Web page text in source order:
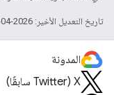
تاريخ التعديل الأخير: 2026-04-23 (حسب التوقيت العالمي المتفَّق عليه)
المدونة
‫X ‏(Twitter سابقًا)